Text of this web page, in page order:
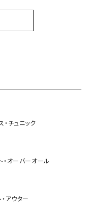
・チュニック
・オーバーオール
・アウター